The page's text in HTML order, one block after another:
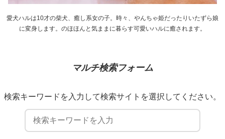
愛犬ハルは10才の柴犬、癒し系女の子。時々、やんちゃ姫だったりいたずら娘
に変身します。のほほんと気ままに暮らす可愛いハルに癒されます。
マルチ検索フォーム
検索キーワードを入力して検索サイトを選択してください。